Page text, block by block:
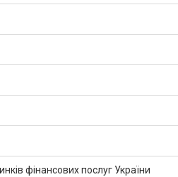
фінансових послуг України